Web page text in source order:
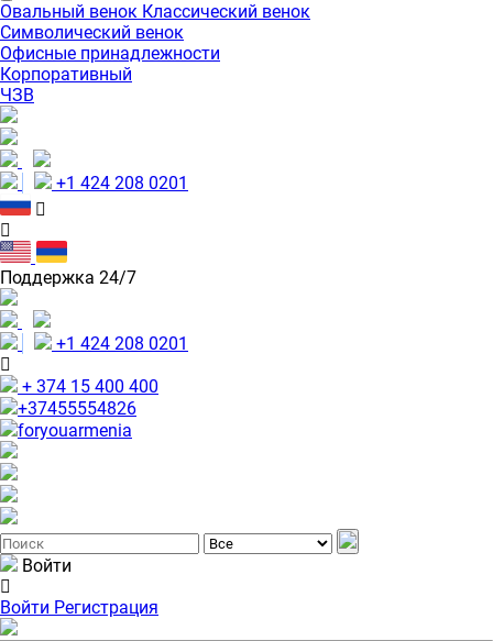
Овальный венок Классический венок
Символический венок
Офисные принадлежности
Корпоративный
ЧЗВ
+1 424 208 0201
Поддержка 24/7
+1 424 208 0201
+ 374 15 400 400
+37455554826
foryouarmenia
Войти
Войти Регистрация